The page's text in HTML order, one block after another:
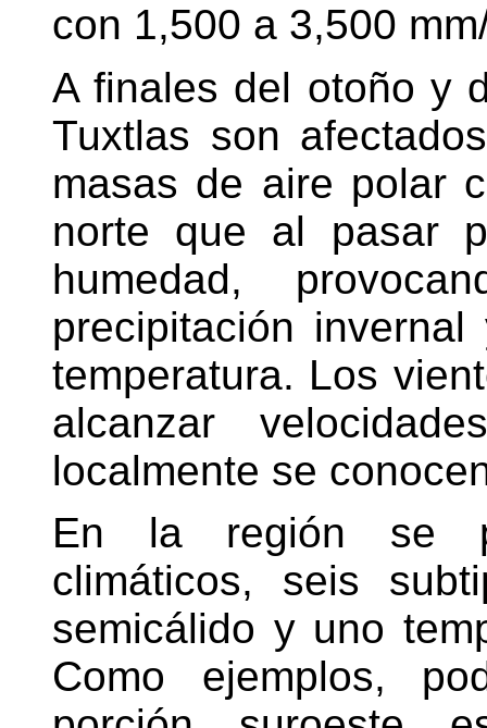
con 1,500 a 3,500
A finales del otoño y
Tuxtlas son
masas de aire polar
norte que al pasar
humedad,
precipitación
temperatura. Los
alcanzar
localmente se
En la región se
climáticos, seis
semicálido y uno
Como ejemplos,